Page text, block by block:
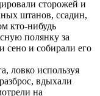
сторожей и
штанов, ссадин,
кто-нибудь
полянку за
сено и собирали его
ловко используя
вдыхали
на